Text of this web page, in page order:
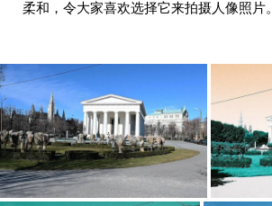
柔和，令大家喜欢选择它来拍摄人像照片。